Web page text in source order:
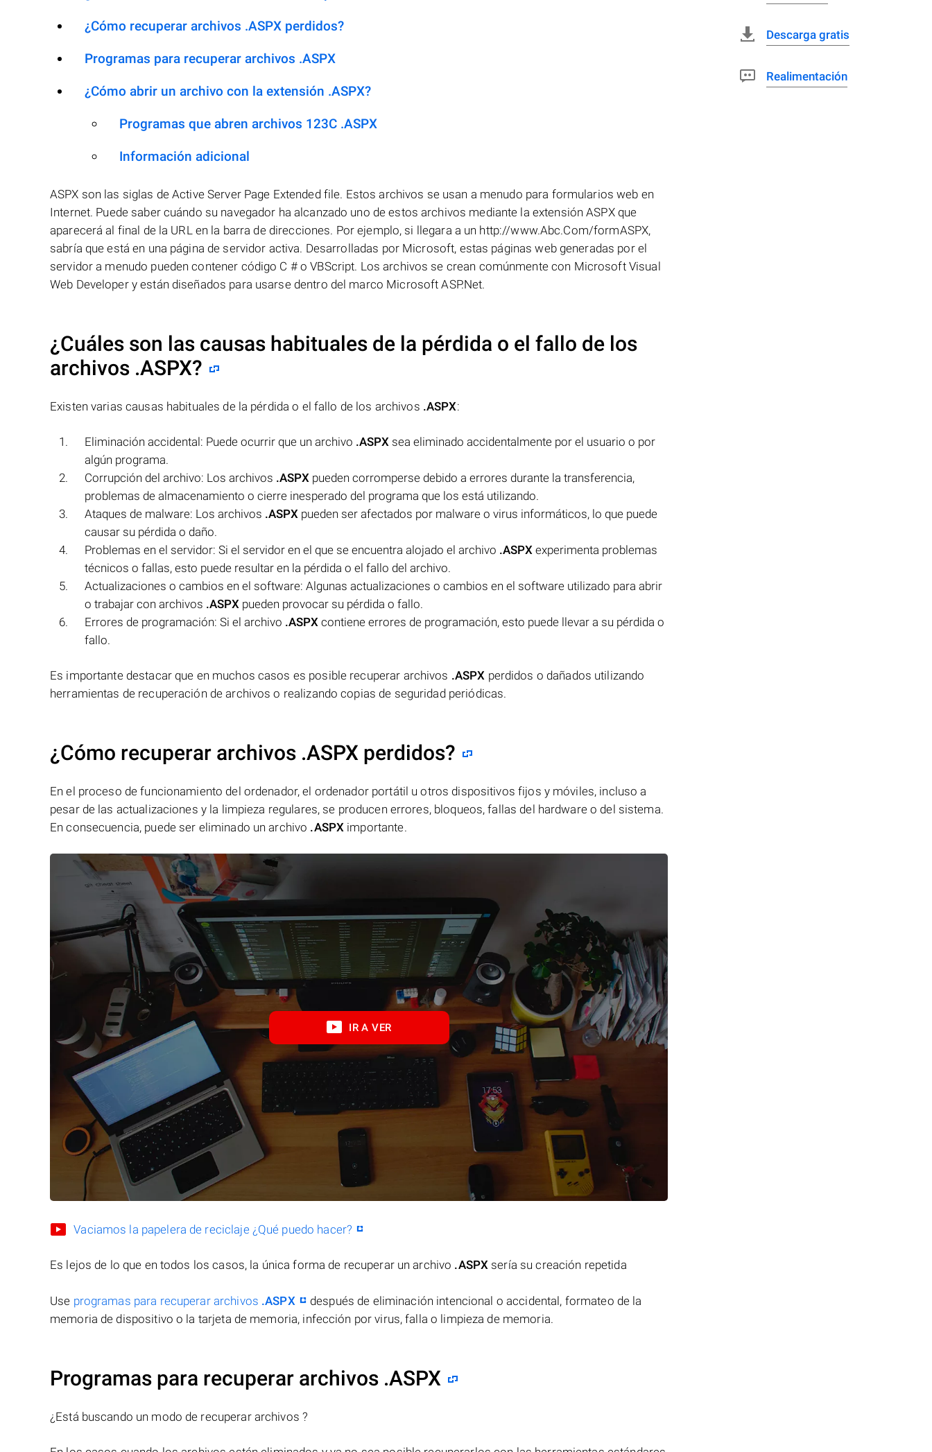
¿Cómo recuperar archivos .ASPX perdidos?
Programas para recuperar archivos .ASPX
¿Cómo abrir un archivo con la extensión .ASPX?
Programas que abren archivos 123C .ASPX
Información adicional
ASPX son las siglas de Active Server Page Extended file. Estos archivos se usan a menudo para formularios web en
Internet. Puede saber cuándo su navegador ha alcanzado uno de estos archivos mediante la extensión ASPX que
aparecerá al final de la URL en la barra de direcciones. Por ejemplo, si llegara a un http://www.Abc.Com/formASPX,
sabría que está en una página de servidor activa. Desarrolladas por Microsoft, estas páginas web generadas por el
servidor a menudo pueden contener código C # o VBScript. Los archivos se crean comúnmente con Microsoft Visual
Web Developer y están diseñados para usarse dentro del marco Microsoft ASP.Net.
¿Cuáles son las causas habituales de la pérdida o el fallo de los
archivos .ASPX?
Existen varias causas habituales de la pérdida o el fallo de los archivos .ASPX:
Eliminación accidental: Puede ocurrir que un archivo .ASPX sea eliminado accidentalmente por el usuario o por
algún programa.
Corrupción del archivo: Los archivos .ASPX pueden corromperse debido a errores durante la transferencia,
problemas de almacenamiento o cierre inesperado del programa que los está utilizando.
Ataques de malware: Los archivos .ASPX pueden ser afectados por malware o virus informáticos, lo que puede
causar su pérdida o daño.
Problemas en el servidor: Si el servidor en el que se encuentra alojado el archivo .ASPX experimenta problemas
técnicos o fallas, esto puede resultar en la pérdida o el fallo del archivo.
Actualizaciones o cambios en el software: Algunas actualizaciones o cambios en el software utilizado para abrir
o trabajar con archivos .ASPX pueden provocar su pérdida o fallo.
Errores de programación: Si el archivo .ASPX contiene errores de programación, esto puede llevar a su pérdida o
fallo.
Es importante destacar que en muchos casos es posible recuperar archivos .ASPX perdidos o dañados utilizando
herramientas de recuperación de archivos o realizando copias de seguridad periódicas.
¿Cómo recuperar archivos .ASPX perdidos?
En el proceso de funcionamiento del ordenador, el ordenador portátil u otros dispositivos fijos y móviles, incluso a
pesar de las actualizaciones y la limpieza regulares, se producen errores, bloqueos, fallas del hardware o del sistema.
En consecuencia, puede ser eliminado un archivo .ASPX importante.
IR A VER
Vaciamos la papelera de reciclaje ¿Qué puedo hacer?
Es lejos de lo que en todos los casos, la única forma de recuperar un archivo .ASPX sería su creación repetida
Use programas para recuperar archivos .ASPX
después de eliminación intencional o accidental, formateo de la
memoria de dispositivo o la tarjeta de memoria, infección por virus, falla o limpieza de memoria.
Programas para recuperar archivos .ASPX
¿Está buscando un modo de recuperar archivos ?
Descarga gratis
Realimentación